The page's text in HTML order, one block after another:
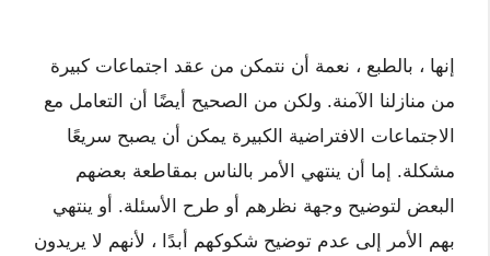
إنها ، بالطبع ، نعمة أن نتمكن من عقد اجتماعات كبيرة
من منازلنا الآمنة. ولكن من الصحيح أيضًا أن التعامل مع
الاجتماعات الافتراضية الكبيرة يمكن أن يصبح سريعًا
مشكلة. إما أن ينتهي الأمر بالناس بمقاطعة بعضهم
البعض لتوضيح وجهة نظرهم أو طرح الأسئلة. أو ينتهي
بهم الأمر إلى عدم توضيح شكوكهم أبدًا ، لأنهم لا يريدون